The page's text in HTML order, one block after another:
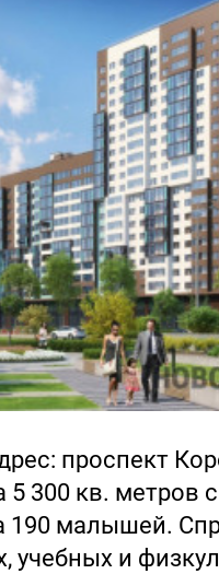
проспект
5 300 кв. метров
190 малышей.
и